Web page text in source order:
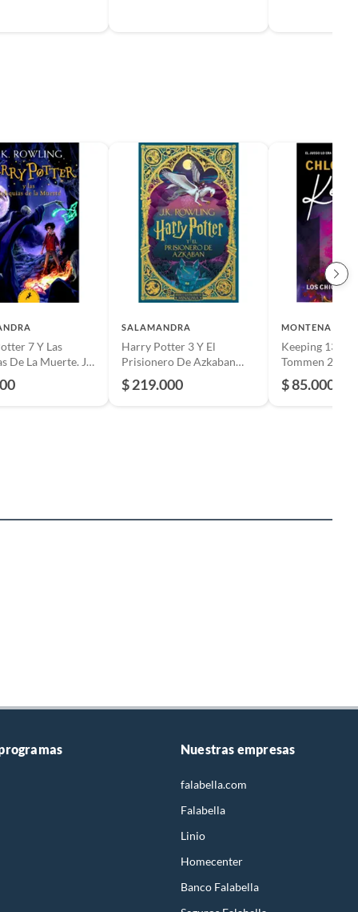
7 Y Las
De La Muerte. J.
SALAMANDRA
Harry Potter 3 Y El
Prisionero De Azkaban
(T.D) Ed. Minalima
$ 219.000
MONTENA
Keeping 13.
Tommen 2.
$ 85.000
Nuestras empresas
falabella.com
Falabella
Linio
Homecenter
Banco Falabella